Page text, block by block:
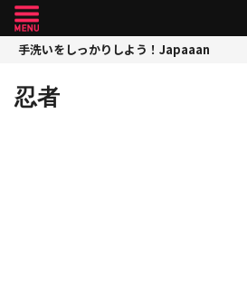
手洗いをしっかりしよう！Japaaan
忍者